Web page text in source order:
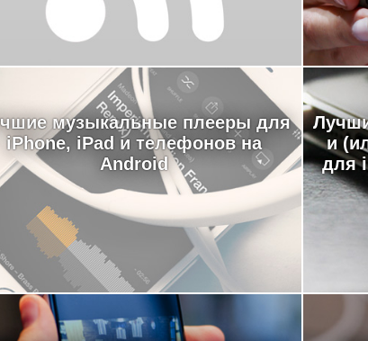
музыкальные плееры для
iPhone, iPad и телефонов на
Android
и
для